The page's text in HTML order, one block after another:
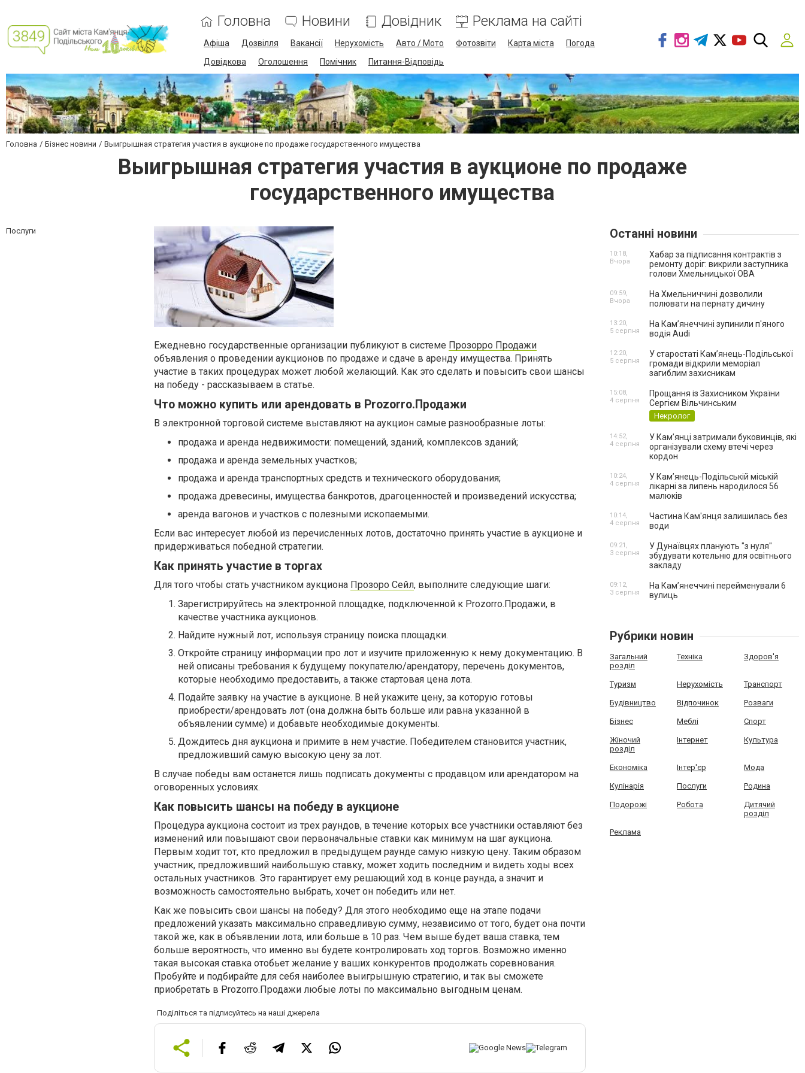
Головна Новини Довідник Реклама на сайті
Афіша Дозвілля Вакансії Нерухомість Авто / Мото Фотозвіти Карта міста
Погода
Довідкова
Оголошення Помічник Питання-Відповідь
Головна Бізнес новини Выигрышная стратегия участия в аукционе по продаже государственного имущества
Выигрышная стратегия участия в аукционе по продаже
государственного имущества
Послуги
Ежедневно государственные организации публикуют в системе Прозорро Продажи
объявления о проведении аукционов по продаже и сдаче в аренду имущества. Принять
участие в таких процедурах может любой желающий. Как это сделать и повысить свои шансы
на победу - рассказываем в статье.
Что можно купить или арендовать в Prozorro.Продажи
В электронной торговой системе выставляют на аукцион самые разнообразные лоты:
продажа и аренда недвижимости: помещений, зданий, комплексов зданий;
продажа и аренда земельных участков;
продажа и аренда транспортных средств и технического оборудования;
продажа древесины, имущества банкротов, драгоценностей и произведений искусства;
аренда вагонов и участков с полезными ископаемыми.
Если вас интересует любой из перечисленных лотов, достаточно принять участие в аукционе и
придерживаться победной стратегии.
Как принять участие в торгах
Для того чтобы стать участником аукциона Прозоро Сейл, выполните следующие шаги:
Зарегистрируйтесь на электронной площадке, подключенной к Prozorro.Продажи, в
качестве участника аукционов.
Найдите нужный лот, используя страницу поиска площадки.
Откройте страницу информации про лот и изучите приложенную к нему документацию. В
ней описаны требования к будущему покупателю/арендатору, перечень документов,
которые необходимо предоставить, а также стартовая цена лота.
Подайте заявку на участие в аукционе. В ней укажите цену, за которую готовы
приобрести/арендовать лот (она должна быть больше или равна указанной в
объявлении сумме) и добавьте необходимые документы.
Дождитесь дня аукциона и примите в нем участие. Победителем становится участник,
предложивший самую высокую цену за лот.
В случае победы вам останется лишь подписать документы с продавцом или арендатором на
оговоренных условиях.
Как повысить шансы на победу в аукционе
Процедура аукциона состоит из трех раундов, в течение которых все участники оставляют без
изменений или повышают свои первоначальные ставки как минимум на шаг аукциона.
Первым ходит тот, кто предложил в предыдущем раунде самую низкую цену. Таким образом
участник, предложивший наибольшую ставку, может ходить последним и видеть ходы всех
остальных участников. Это гарантирует ему решающий ход в конце раунда, а значит и
возможность самостоятельно выбрать, хочет он победить или нет.
Как же повысить свои шансы на победу? Для этого необходимо еще на этапе подачи
предложений указать максимально справедливую сумму, независимо от того, будет она почти
такой же, как в объявлении лота, или больше в 10 раз. Чем выше будет ваша ставка, тем
больше вероятность, что именно вы будете контролировать ход торгов. Возможно именно
такая высокая ставка отобьет желание у ваших конкурентов продолжать соревнования.
Пробуйте и подбирайте для себя наиболее выигрышную стратегию, и так вы сможете
приобретать в Prozorro.Продажи любые лоты по максимально выгодным ценам.
Поділіться та підписуйтесь на наші джерела
Останні новини
Хабар за підписання контрактів з
ремонту доріг: викрили заступника
голови Хмельницької ОВА
10:18,
Вчора
На Хмельниччині дозволили
полювати на пернату дичину
09:59,
Вчора
На Камʼянеччині зупинили п'яного
водія Audi
13:20,
5 серпня
У старостаті Кам’янець-Подільської
громади відкрили меморіал
загиблим захисникам
12:20,
5 серпня
Прощання із Захисником України
Сергієм Вільчинським
Некролог
15:08,
4 серпня
У Кам’янці затримали буковинців, які
організували схему втечі через
кордон
14:52,
4 серпня
У Кам’янець-Подільській міській
лікарні за липень народилося 56
малюків
10:24,
4 серпня
Частина Кам'янця залишилась без
води
10:14,
4 серпня
У Дунаївцях планують "з нуля"
збудувати котельню для освітнього
закладу
09:21,
3 серпня
На Камʼянеччині перейменували 6
вулиць
09:12,
3 серпня
Рубрики новин
Загальний
розділ
Техніка Здоров'я
Туризм Нерухомість Транспорт
Будівництво Відпочинок Розваги
Бізнес Меблі Спорт
Жіночий
розділ
Інтернет Культура
Економіка Інтер'єр Мода
Кулінарія Послуги Родина
Подорожі Робота
Дитячий
розділ
Реклама